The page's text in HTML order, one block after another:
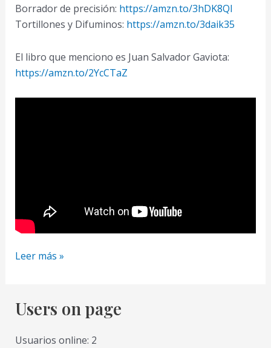
Borrador de precisión: https://amzn.to/3hDK8QI
Tortillones y Difuminos: https://amzn.to/3daik35
El libro que menciono es Juan Salvador Gaviota:
https://amzn.to/2YcCTaZ
Cómo
gaviota
volando
sobre
Leer más »
Users on page
Usuarios online: 2